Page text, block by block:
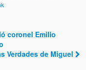
coronel Emilio
Verdades de Miguel